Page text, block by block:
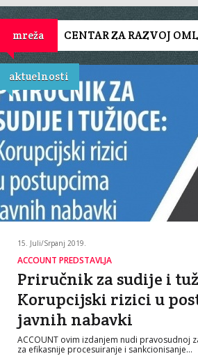
mreža CENTAR ZA RAZVOJ
aktuelnosti
15. Juli/Srpanj 2019.
ACCOUNT PREDSTAVLJA
Priručnik za sudije i
Korupcijski rizici u
javnih nabavki
ACCOUNT ovim izdanjem nudi pravosudnoj
za efikasnije procesuiranje i sankcionisanje…